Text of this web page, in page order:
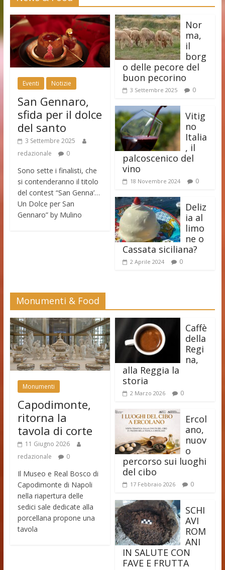
Eventi Notizie
San Gennaro,
sfida per il dolce
del santo
3 Settembre 2025
redazionale
0
Sono sette i finalisti, che
si contenderanno il titolo
del contest “San Genna’…
Un Dolce per San
Gennaro” by Mulino
Nor
ma,
il
borg
o delle pecore del
buon pecorino
3 Settembre 2025 0
Vitig
no
Italia
, il
palcoscenico del
vino
18 Novembre 2024 0
Deliz
ia al
limo
ne o
Cassata siciliana?
2 Aprile 2024 0
Monumenti & Food
Monumenti
Capodimonte,
ritorna la
tavola di corte
11 Giugno 2026
redazionale
0
Il Museo e Real Bosco di
Capodimonte di Napoli
nella riapertura delle
sedici sale dedicate alla
porcellana propone una
tavola
Caffè
della
Regi
na,
alla Reggia la
storia
2 Marzo 2026 0
Ercol
ano,
nuov
o
percorso sui luoghi
del cibo
17 Febbraio 2026 0
SCHI
AVI
ROM
ANI
IN SALUTE CON
FAVE E FRUTTA